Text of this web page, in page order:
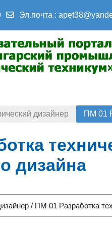
Эл.почта :
дизайнер ПМ 01
дизайна